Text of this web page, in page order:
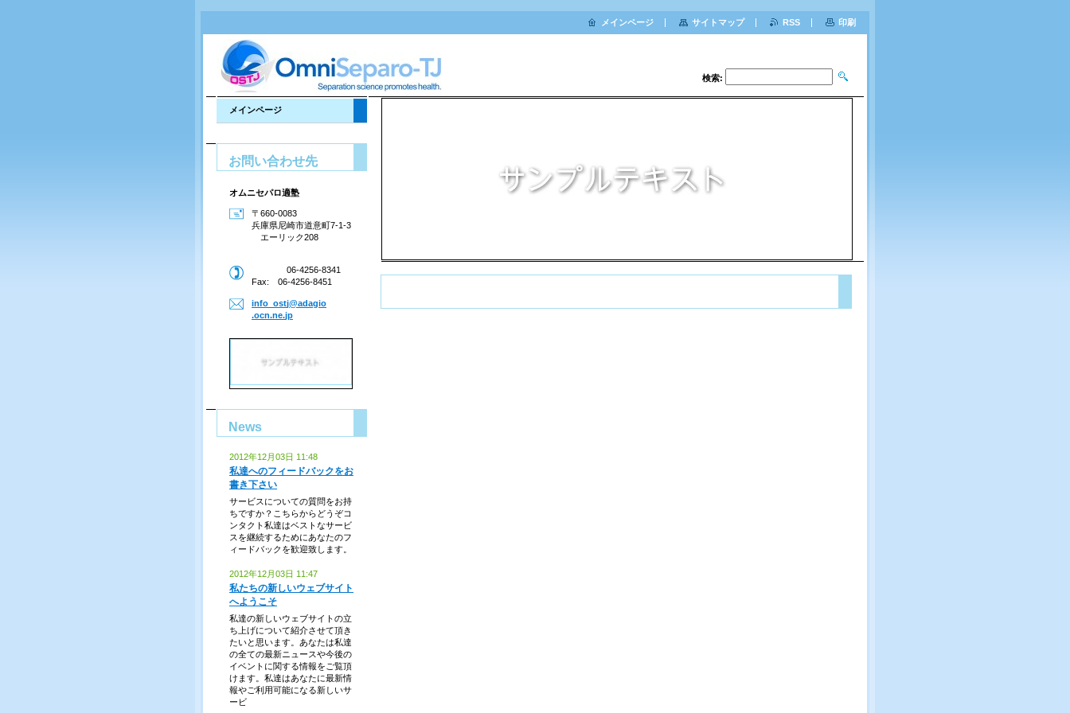
検索:
メインページ
お問い合わせ先
オムニセパロ適塾
〒660-0083
兵庫県尼崎市道意町7-1-3
エーリック208
06-4256-8341
Fax: 06-4256-8451
info_ostj@adagio
.ocn.ne.jp
News
2012年12月03日 11:48
私達へのフィードバックをお
書き下さい
サービスについての質問をお持
ちですか？こちらからどうぞコ
ンタクト私達はベストなサービ
スを継続するためにあなたのフ
ィードバックを歓迎致します。
2012年12月03日 11:47
私たちの新しいウェブサイト
へようこそ
私達の新しいウェブサイトの立
ち上げについて紹介させて頂き
たいと思います。あなたは私達
の全ての最新ニュースや今後の
イベントに関する情報をご覧頂
けます。私達はあなたに最新情
報やご利用可能になる新しいサ
ービ
メインページ サイトマップ RSS 印刷